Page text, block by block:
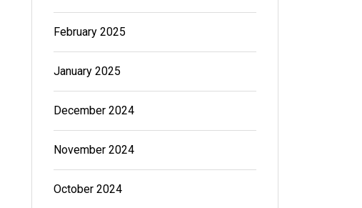
February 2025
January 2025
December 2024
November 2024
October 2024